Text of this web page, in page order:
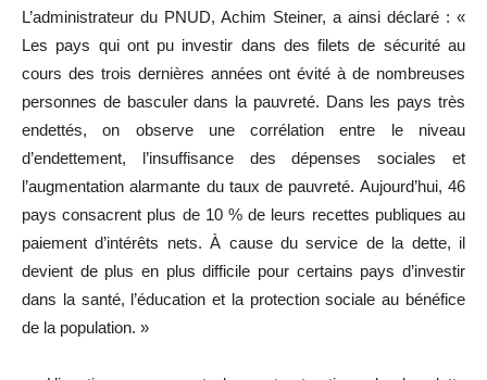
L’administrateur du PNUD, Achim Steiner, a ainsi déclaré : «
Les pays qui ont pu investir dans des filets de sécurité au
cours des trois dernières années ont évité à de nombreuses
personnes de basculer dans la pauvreté. Dans les pays très
endettés, on observe une corrélation entre le niveau
d’endettement, l’insuffisance des dépenses sociales et
l’augmentation alarmante du taux de pauvreté. Aujourd’hui, 46
pays consacrent plus de 10 % de leurs recettes publiques au
paiement d’intérêts nets. À cause du service de la dette, il
devient de plus en plus difficile pour certains pays d’investir
dans la santé, l’éducation et la protection sociale au bénéfice
de la population. »